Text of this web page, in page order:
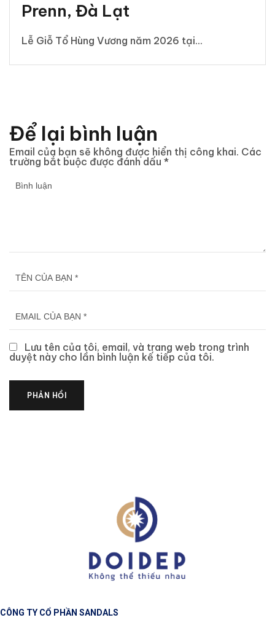
Prenn, Đà Lạt
Lễ Giỗ Tổ Hùng Vương năm 2026 tại...
Để lại bình luận
Email của bạn sẽ không được hiển thị công khai. Các
trường bắt buộc được đánh dấu *
Lưu tên của tôi, email, và trang web trong trình
duyệt này cho lần bình luận kế tiếp của tôi.
CÔNG TY CỔ PHẦN SANDALS